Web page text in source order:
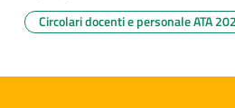
Circolari docenti e personale ATA